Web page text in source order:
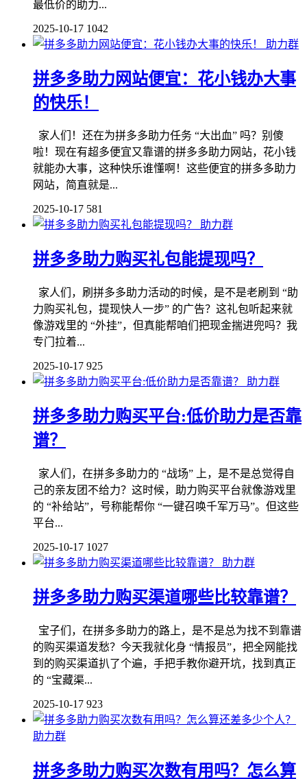
最低价的助力...
2025-10-17 1042
助力群
拼多多助力网站便宜：花小钱办大事
的快乐！
家人们！还在为拼多多助力任务 “大出血” 吗？别傻
啦！现在有超多便宜又靠谱的拼多多助力网站，花小钱
就能办大事，这种快乐谁懂啊！这些便宜的拼多多助力
网站，简直就是...
2025-10-17 581
助力群
拼多多助力购买礼包能提现吗？
家人们，刷拼多多助力活动的时候，是不是老刷到 “助
力购买礼包，提现快人一步” 的广告？这礼包听起来就
像游戏里的 “外挂”，但真能帮咱们把现金揣进兜吗？我
专门拉着...
2025-10-17 925
助力群
拼多多助力购买平台:低价助力是否靠
谱？
家人们，在拼多多助力的 “战场” 上，是不是总觉得自
己的亲友团不给力？这时候，助力购买平台就像游戏里
的 “补给站”，号称能帮你 “一键召唤千军万马”。但这些
平台...
2025-10-17 1027
助力群
拼多多助力购买渠道哪些比较靠谱？
宝子们，在拼多多助力的路上，是不是总为找不到靠谱
的购买渠道发愁？今天我就化身 “情报员”，把全网能找
到的购买渠道扒了个遍，手把手教你避开坑，找到真正
的 “宝藏渠...
2025-10-17 923
助力群
拼多多助力购买次数有用吗？怎么算